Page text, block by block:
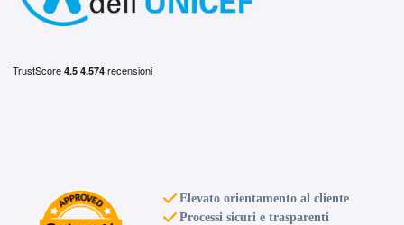
Elevato orientamento al cliente
Processi sicuri e trasparenti